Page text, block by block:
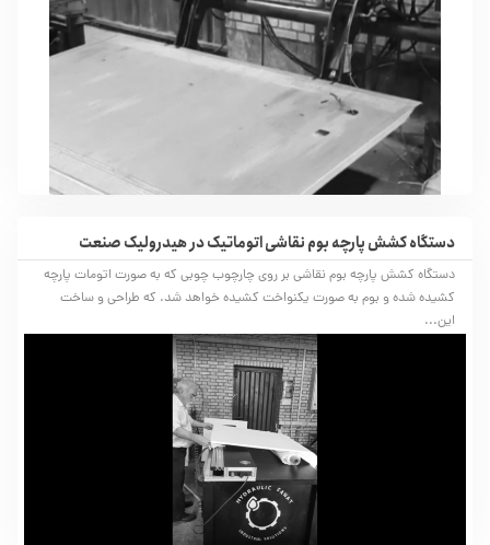
دستگاه کشش پارچه بوم نقاشی اتوماتیک در هیدرولیک صنعت
دستگاه کشش پارچه بوم نقاشی بر روی چارچوب چوبی که به صورت اتومات پارچه
کشیده شده و بوم به صورت یکنواخت کشیده خواهد شد. که طراحی و ساخت
این...